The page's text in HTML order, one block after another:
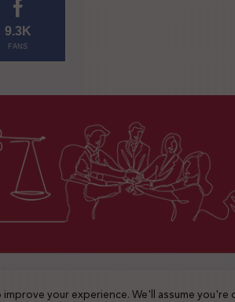
9.3K
FANS
your experience. We'll assume